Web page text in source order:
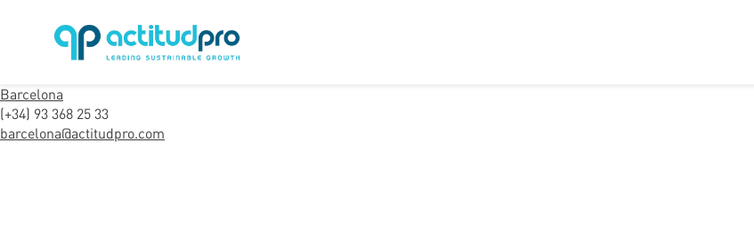
Barcelona
(+34) 93 368 25 33
barcelona@actitudpro.com